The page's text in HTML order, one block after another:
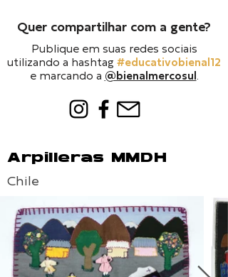
Quer compartilhar com a gente?
Publique em suas redes sociais
utilizando a hashtag #educativobienal12
e marcando a @bienalmercosul .
Arpilleras MMDH
Chile